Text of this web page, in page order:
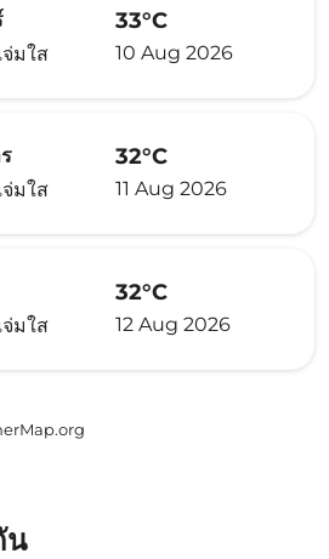
มใส
33°C
10 Aug 2026
มใส
32°C
11 Aug 2026
มใส
32°C
12 Aug 2026
น